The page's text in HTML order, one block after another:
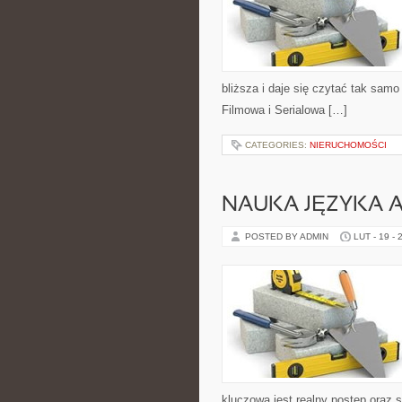
bliższa i daje się czytać tak samo
Filmowa i Serialowa […]
CATEGORIES: NIERUCHOMOŚCI
NAUKA JĘZYKA
POSTED BY ADMIN LUT - 19 -